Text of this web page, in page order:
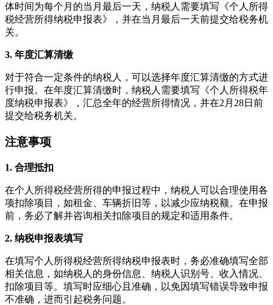
体时间为每个月的当月最后一天，纳税人需要填写《个人所得
税经营所得纳税申报表》，并在当月最后一天前提交给税务机
关。
3. 年度汇算清缴
对于符合一定条件的纳税人，可以选择年度汇算清缴的方式进
行申报。在年度汇算清缴时，纳税人需要填写《个人所得税年
度纳税申报表》，汇总全年的经营所得情况，并在2月28日前
提交给税务机关。
注意事项
1. 合理抵扣
在个人所得税经营所得的申报过程中，纳税人可以合理使用各
项扣除项目，如租金、车辆折旧等，以减少应纳税额。在申报
前，务必了解并咨询相关扣除项目的规定和适用条件。
2. 纳税申报表填写
在填写个人所得税经营所得纳税申报表时，务必准确填写全部
相关信息，如纳税人的身份信息、纳税人识别号、收入情况、
扣除项目等。填写时应细心且准确，以免因填写错误导致申报
不准确，进而引起税务问题。